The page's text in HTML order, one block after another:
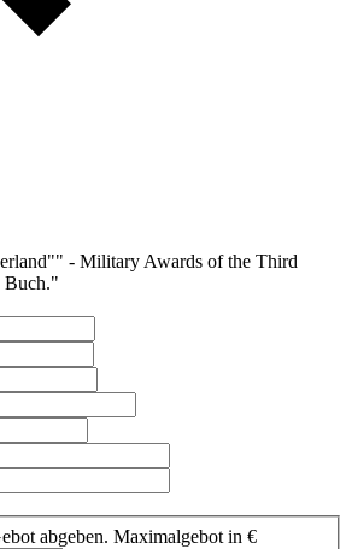
- Military Awards of the Third
Buch."
abgeben. Maximalgebot in €